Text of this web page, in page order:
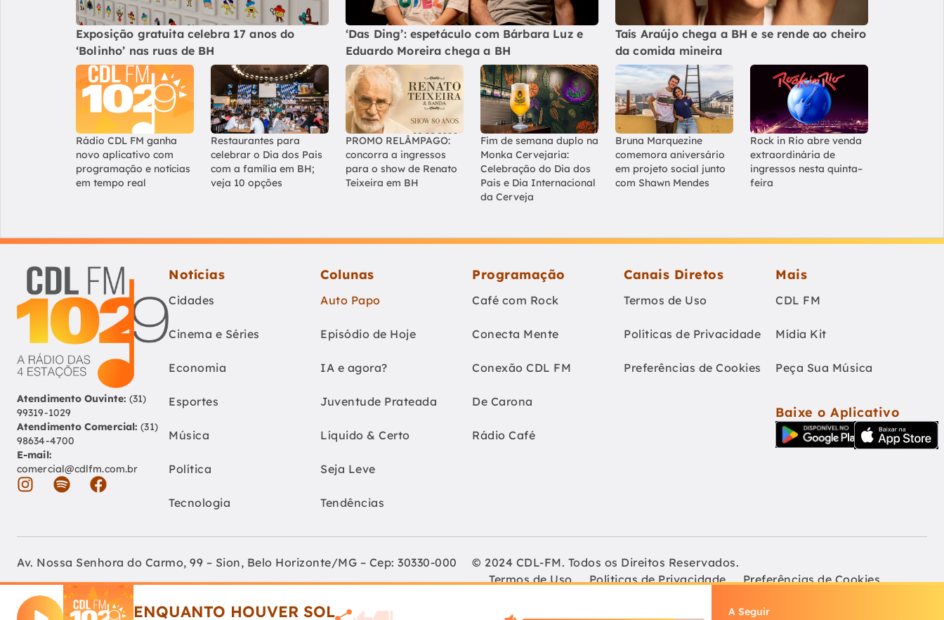
ENQUANTO HOUVER SOL A Seguir
Exposição gratuita celebra 17 anos do
‘Bolinho’ nas ruas de BH
‘Das Ding’: espetáculo com Bárbara Luz e
Eduardo Moreira chega a BH
Taís Araújo chega a BH e se rende ao cheiro
da comida mineira
Rádio CDL FM ganha
novo aplicativo com
programação e notícias
em tempo real
Restaurantes para
celebrar o Dia dos Pais
com a família em BH;
veja 10 opções
PROMO RELÂMPAGO:
concorra a ingressos
para o show de Renato
Teixeira em BH
Fim de semana duplo na
Monka Cervejaria:
Celebração do Dia dos
Pais e Dia Internacional
da Cerveja
Bruna Marquezine
comemora aniversário
em projeto social junto
com Shawn Mendes
Rock in Rio abre venda
extraordinária de
ingressos nesta quinta–
feira
Atendimento Ouvinte: (31)
99319-1029
Atendimento Comercial: (31)
98634-4700
E-mail:
comercial@cdlfm.com.br
Notícias
Cidades
Cinema e Séries
Economia
Esportes
Música
Política
Tecnologia
Colunas
Auto Papo
Episódio de Hoje
IA e agora?
Juventude Prateada
Líquido & Certo
Seja Leve
Tendências
Programação
Café com Rock
Conecta Mente
Conexão CDL FM
De Carona
Rádio Café
Canais Diretos
Termos de Uso
Políticas de Privacidade
Preferências de Cookies
Mais
CDL FM
Mídia Kit
Peça Sua Música
Baixe o Aplicativo
Av. Nossa Senhora do Carmo, 99 – Sion, Belo Horizonte/MG – Cep: 30330-000
Fundação Educativa Cultural Câmara De Dirigentes Lojistas de Belo Horizonte
CNPJ: 04.210.060/0001-90
© 2024 CDL-FM. Todos os Direitos Reservados.
Termos de Uso
Políticas de Privacidade Preferências de Cookies